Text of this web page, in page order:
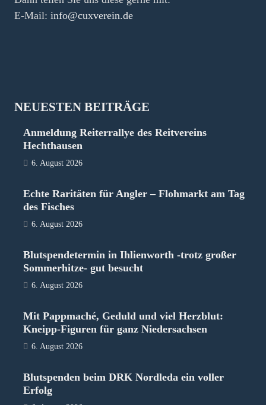
E-Mail: info@cuxverein.de
NEUESTEN BEITRÄGE
Anmeldung Reiterrallye des Reitvereins
Hechthausen
6. August 2026
Echte Raritäten für Angler – Flohmarkt am Tag
des Fisches
6. August 2026
Blutspendetermin in Ihlienworth -trotz großer
Sommerhitze- gut besucht
6. August 2026
Mit Pappmaché, Geduld und viel Herzblut:
Kneipp-Figuren für ganz Niedersachsen
6. August 2026
Blutspenden beim DRK Nordleda ein voller
Erfolg